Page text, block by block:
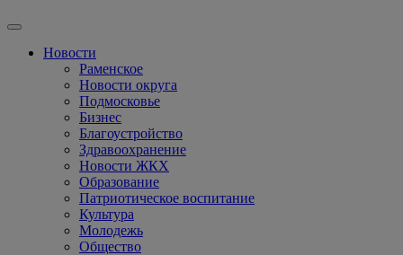
Новости
Раменское
Новости округа
Подмосковье
Бизнес
Благоустройство
Здравоохранение
Новости ЖКХ
Образование
Патриотическое воспитание
Культура
Молодежь
Общество